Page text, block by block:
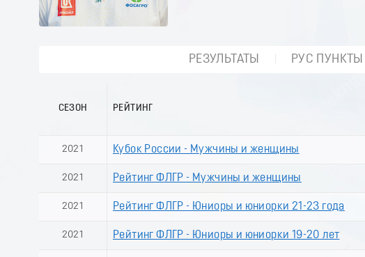
РЕЗУЛЬТАТЫ РУС ПУНКТЫ
СЕЗОН РЕЙТИНГ
2021 Кубок России - Мужчины и женщины
2021 Рейтинг ФЛГР - Мужчины и женщины
2021 Рейтинг ФЛГР - Юниоры и юниорки 21-23 года
2021 Рейтинг ФЛГР - Юниоры и юниорки 19-20 лет